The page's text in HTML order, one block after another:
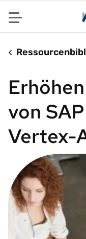
Menu
von
Vertex-